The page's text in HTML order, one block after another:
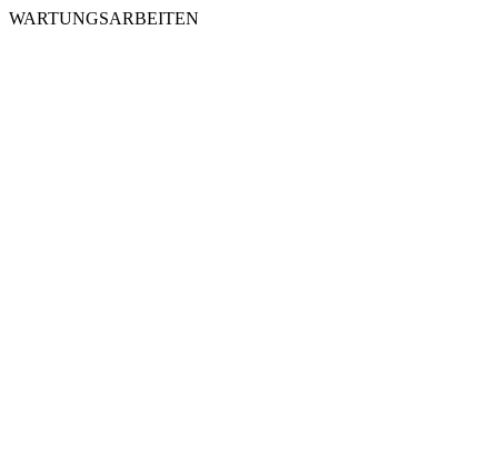
WARTUNGSARBEITEN